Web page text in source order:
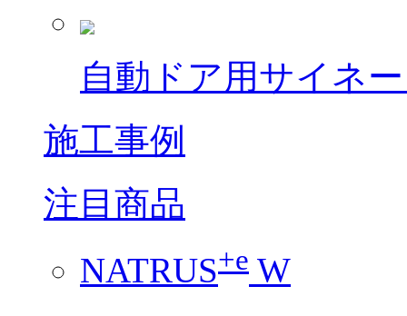
自動ドア用サイネ
施工事例
注目商品
NATRUS+e W